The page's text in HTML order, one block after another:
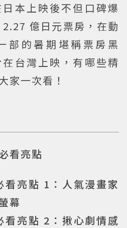
本上映後不但口碑爆
億日元票房，在動
部的暑期堪稱票房黑
台灣上映，有哪些精
家一次看！
看亮點
亮點 1：人氣漫畫家
幕
亮點 2：揪心劇情感